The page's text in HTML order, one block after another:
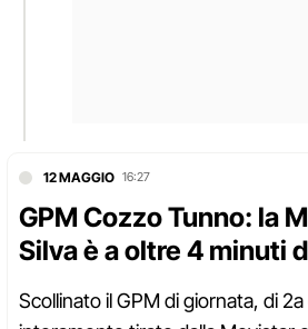
12 MAGGIO 16:27
GPM Cozzo Tunno: la
Silva è a oltre 4 minuti
Scollinato il GPM di giornata, di